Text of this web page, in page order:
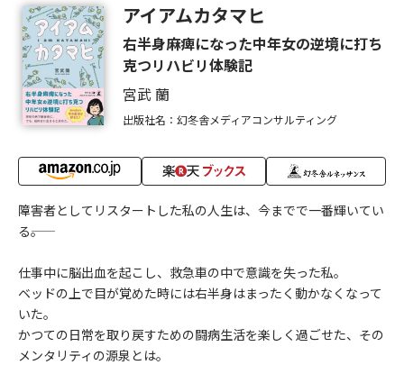
アイアムカタマヒ
右半身麻痺になった中年女の逆境に打ち
克つリハビリ体験記
宮武 蘭
出版社名：幻冬舎メディアコンサルティング
障害者としてリスタートした私の人生は、今までで一番輝いてい
る――。
仕事中に脳出血を起こし、救急車の中で意識を失った私。
ベッドの上で目が覚めた時には右半身はまったく動かなくなって
いた。
かつての日常を取り戻すための闘病生活を楽しく過ごせた、その
メンタリティの源泉とは。